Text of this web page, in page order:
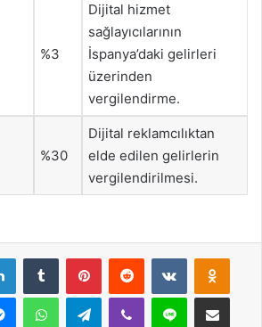
%3
Dijital hizmet
sağlayıcılarının
İspanya’daki gelirleri
üzerinden
vergilendirme.
%30
Dijital reklamcılıktan
elde edilen gelirlerin
vergilendirilmesi.
LinkedInTumblr PinterestReddit VKontakte
MessengerWhatsAppTelegramViber Line E-Posta ile